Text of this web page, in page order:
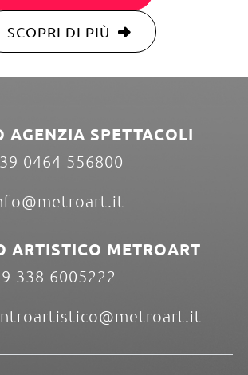
SCOPRI DI PIÙ
AGENZIA SPETTACOLI
0464 556800
ARTISTICO METROART
338 6005222